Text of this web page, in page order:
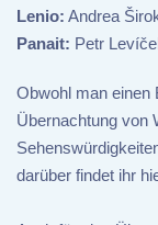
Lenio: Andrea
Panait: Petr
Obwohl man einen
Übernachtung von
darüber findet ihr